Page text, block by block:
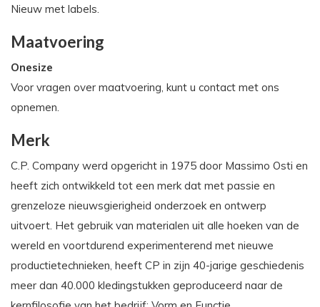
Nieuw met labels.
Maatvoering
Onesize
Voor vragen over maatvoering, kunt u contact met ons
opnemen.
Merk
C.P. Company werd opgericht in 1975 door Massimo Osti en
heeft zich ontwikkeld tot een merk dat met passie en
grenzeloze nieuwsgierigheid onderzoek en ontwerp
uitvoert. Het gebruik van materialen uit alle hoeken van de
wereld en voortdurend experimenterend met nieuwe
productietechnieken, heeft CP in zijn 40-jarige geschiedenis
meer dan 40.000 kledingstukken geproduceerd naar de